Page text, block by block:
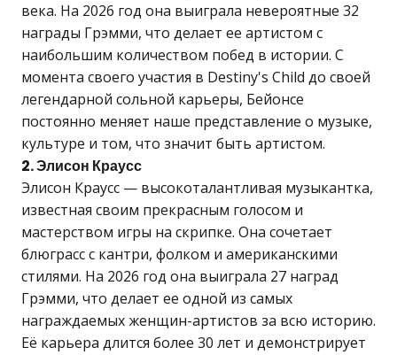
века. На 2026 год она выиграла невероятные 32
награды Грэмми, что делает ее артистом с
наибольшим количеством побед в истории. С
момента своего участия в Destiny's Child до своей
легендарной сольной карьеры, Бейонсе
постоянно меняет наше представление о музыке,
культуре и том, что значит быть артистом.
2. Элисон Краусс
Элисон Краусс — высокоталантливая музыкантка,
известная своим прекрасным голосом и
мастерством игры на скрипке. Она сочетает
блюграсс с кантри, фолком и американскими
стилями. На 2026 год она выиграла 27 наград
Грэмми, что делает ее одной из самых
награждаемых женщин-артистов за всю историю.
Её карьера длится более 30 лет и демонстрирует